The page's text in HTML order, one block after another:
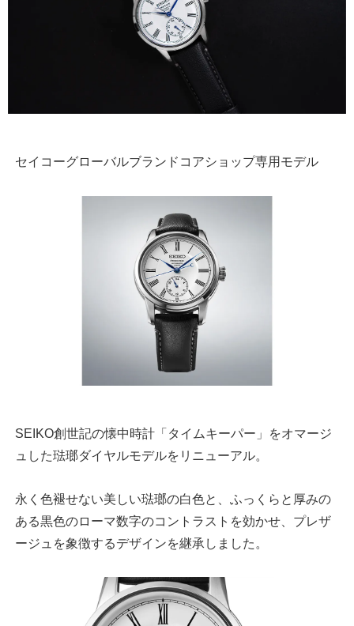
セイコーグローバルブランドコアショップ専用モデル
SEIKO創世記の懐中時計「タイムキーパー」をオマージ
ュした琺瑯ダイヤルモデルをリニューアル。
永く色褪せない美しい琺瑯の白色と、ふっくらと厚みの
ある黒色のローマ数字のコントラストを効かせ、プレザ
ージュを象徴するデザインを継承しました。